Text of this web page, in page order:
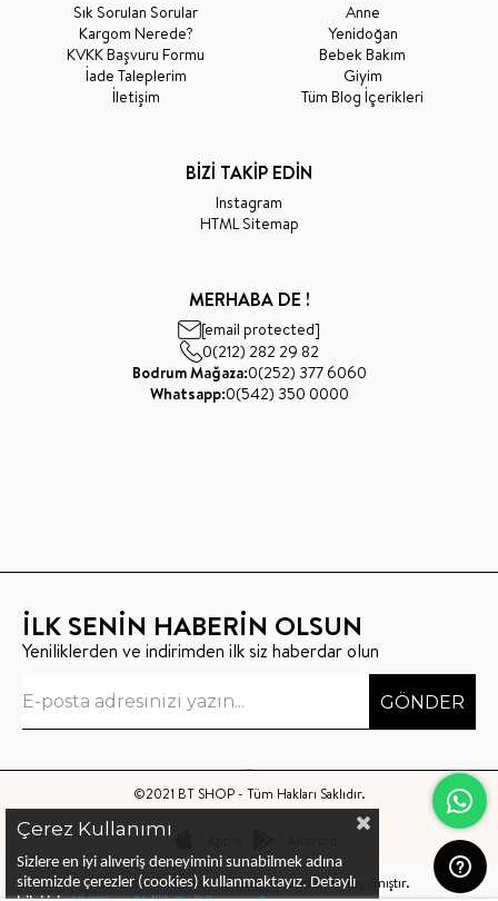
Sık Sorulan Sorular
Kargom Nerede?
KVKK Başvuru Formu
İade Taleplerim
İletişim
Anne
Yenidoğan
Bebek Bakım
Giyim
Tüm Blog İçerikleri
BİZİ TAKİP EDİN
Instagram
HTML Sitemap
MERHABA DE !
[email protected]
0(212) 282 29 82
Bodrum Mağaza:0(252) 377 6060
Whatsapp:0(542) 350 0000
İLK SENİN HABERİN OLSUN
Yeniliklerden ve indirimden ilk siz haberdar olun
GÖNDER
©2021 BT SHOP - Tüm Hakları Saklıdır.
Bu sitenin kurulumuKeyo Digitaltarafından yapılmıştır.
Çerez Kullanımı
Sizlere en iyi alıveriş deneyimini sunabilmek adına
sitemizde çerezler (cookies) kullanmaktayız. Detaylı